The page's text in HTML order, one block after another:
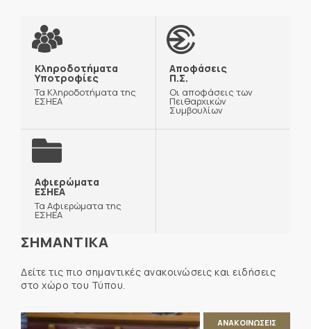
Κληροδοτήματα
Υποτροφίες
Τα Κληροδοτήματα της
ΕΣΗΕΑ
Αποφάσεις
Π.Σ.
Οι αποφάσεις των
Πειθαρχικών
Συμβουλίων
Αφιερώματα
ΕΣΗΕΑ
Τα Αφιερώματα της
ΕΣΗΕΑ
ΣΗΜΑΝΤΙΚΑ
Δείτε τις πιο σημαντικές ανακοινώσεις και ειδήσεις
στο χώρο του Τύπου.
ΑΝΑΚΟΙΝΩΣΕΙΣ